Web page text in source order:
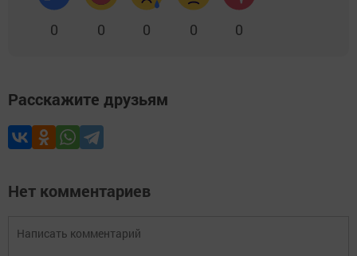
0 0 0 0 0
Расскажите друзьям
Нет комментариев